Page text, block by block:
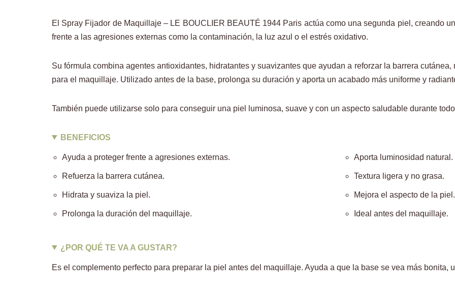
El Spray Fijador de Maquillaje – LE BOUCLIER BEAUTÉ 1944 Paris actúa como una segunda piel, creando
frente a las agresiones externas como la contaminación, la luz azul o el estrés oxidativo.
Su fórmula combina agentes antioxidantes, hidratantes y suavizantes que ayudan a reforzar la barrera
para el maquillaje. Utilizado antes de la base, prolonga su duración y aporta un acabado más uniforme y
También puede utilizarse solo para conseguir una piel luminosa, suave y con un aspecto saludable durante
BENEFICIOS
Ayuda a proteger frente a agresiones externas.
Refuerza la barrera cutánea.
Hidrata y suaviza la piel.
Prolonga la duración del maquillaje.
Aporta luminosidad natural.
Textura ligera y no grasa.
Mejora el aspecto de la piel.
Ideal antes del maquillaje.
¿POR QUÉ TE VA A GUSTAR?
Es el complemento perfecto para preparar la piel antes del maquillaje. Ayuda a que la base se vea más bonita,